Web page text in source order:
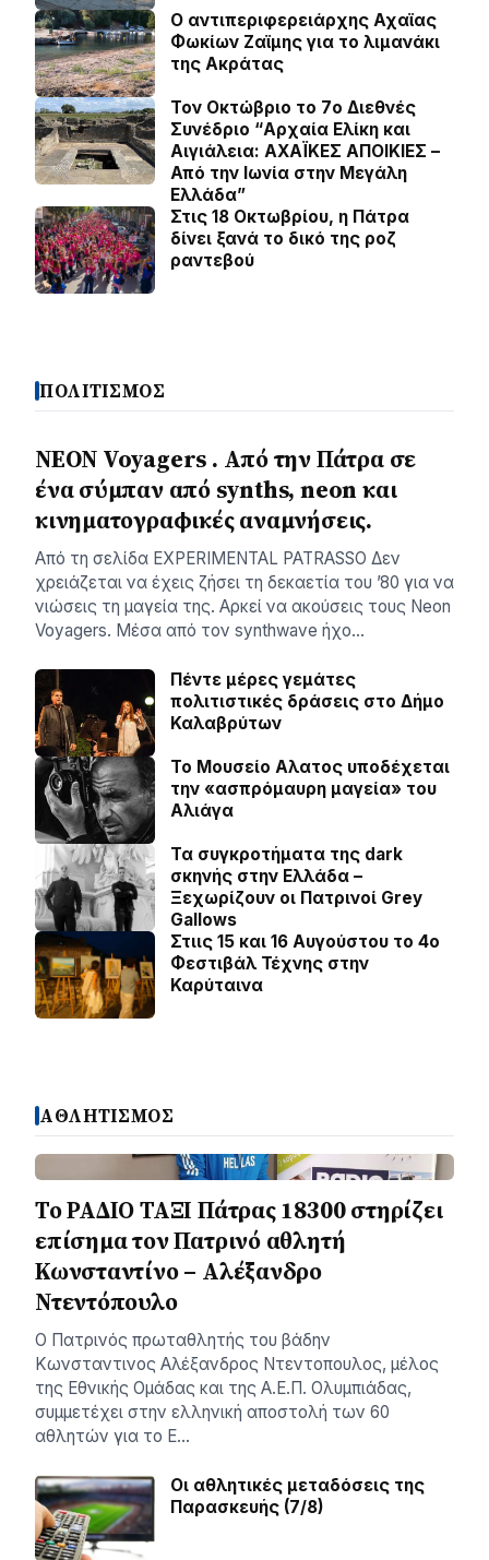
O αντιπεριφερειάρχης Αχαϊας
Φωκίων Ζαϊμης για το λιμανάκι
της Ακράτας
Τον Οκτώβριο το 7ο Διεθνές
Συνέδριο “Αρχαία Ελίκη και
Αιγιάλεια: ΑΧΑΪΚΕΣ ΑΠΟΙΚΙΕΣ –
Από την Ιωνία στην Μεγάλη
Ελλάδα”
Στις 18 Οκτωβρίου, η Πάτρα
δίνει ξανά το δικό της ροζ
ραντεβού
ΠΟΛΙΤΙΣΜΟΣ
NEON Voyagers . Από την Πάτρα σε
ένα σύμπαν από synths, neon και
κινηματογραφικές αναμνήσεις.
Aπό τη σελίδα ΕXPERIMENTAL PATRASSO Δεν
χρειάζεται να έχεις ζήσει τη δεκαετία του ’80 για να
νιώσεις τη μαγεία της. Αρκεί να ακούσεις τους Neon
Voyagers. Μέσα από τον synthwave ήχο…
Πέντε μέρες γεμάτες
πολιτιστικές δράσεις στο Δήμο
Καλαβρύτων
Το Μουσείο Αλατος υποδέχεται
την «ασπρόμαυρη μαγεία» του
Αλιάγα
Τα συγκροτήματα της dark
σκηνής στην Ελλάδα –
Ξεχωρίζουν οι Πατρινοί Grey
Gallows
Στιις 15 και 16 Αυγούστου το 4ο
Φεστιβάλ Τέχνης στην
Καρύταινα
ΑΘΛΗΤΙΣΜΟΣ
Το ΡΑΔΙΟ ΤΑΞΙ Πάτρας 18300 στηρίζει
επίσημα τον Πατρινό αθλητή
Κωνσταντίνο – Αλέξανδρο
Ντεντόπουλο
Ο Πατρινός πρωταθλητής του βάδην
Κωνσταντινος Αλέξανδρος Ντεντοπουλος, μέλος
της Εθνικής Ομάδας και της Α.Ε.Π. Ολυμπιάδας,
συμμετέχει στην ελληνική αποστολή των 60
αθλητών για το Ε…
Οι αθλητικές μεταδόσεις της
Παρασκευής (7/8)